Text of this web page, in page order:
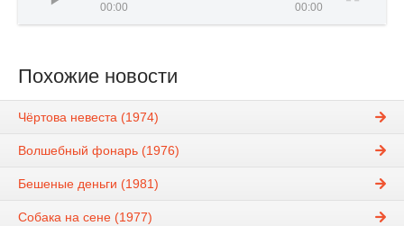
00:00 00:00
Похожие новости
Чёртова невеста (1974)
Волшебный фонарь (1976)
Бешеные деньги (1981)
Собака на сене (1977)